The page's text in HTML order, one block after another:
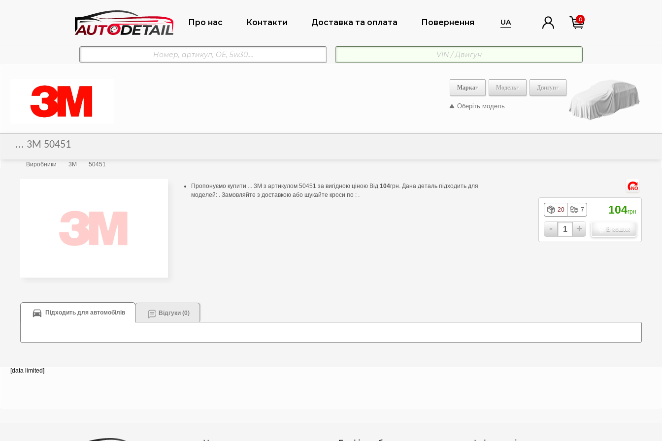
Про нас Контакти Доставка та оплата Повернення UA 0
Марка Модель Двигун
Оберіть модель
... 3M 50451
Виробники 3M 50451
Пропонуємо купити ... 3M з артикулом 50451 за вигідною ціною Від 104грн. Дана деталь підходить для
моделей: . Замовляйте з доставкою або шукайте кроси по : .
NO
20 7 104грн
- + В кошик
Підходить для автомобілів Відгуки (0)
[data limited]